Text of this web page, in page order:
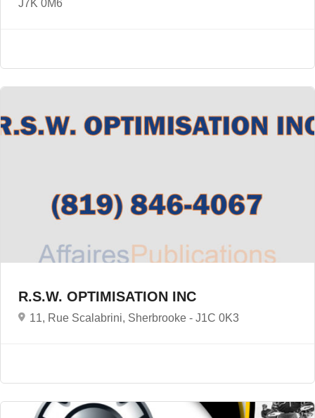
J7K 0M6
R.S.W. OPTIMISATION INC
11, Rue Scalabrini, Sherbrooke - J1C 0K3